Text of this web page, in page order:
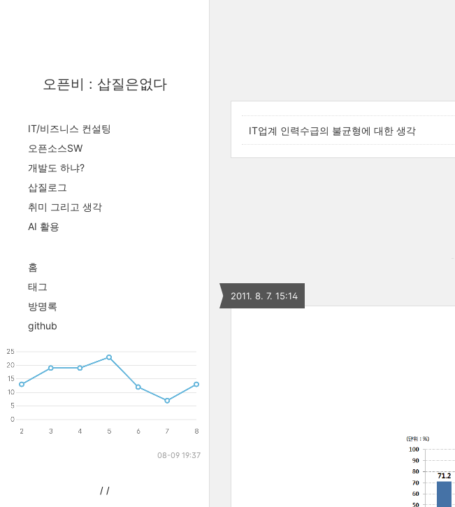
오픈비 : 삽질은없다
IT/비즈니스 컨설팅
오픈소스SW
개발도 하냐?
삽질로그
취미 그리고 생각
AI 활용
홈
태그
방명록
github
08-09 19:37
/ /
IT업계 인력수급의 불균형에 대한 생각
2011. 8. 7. 15:14